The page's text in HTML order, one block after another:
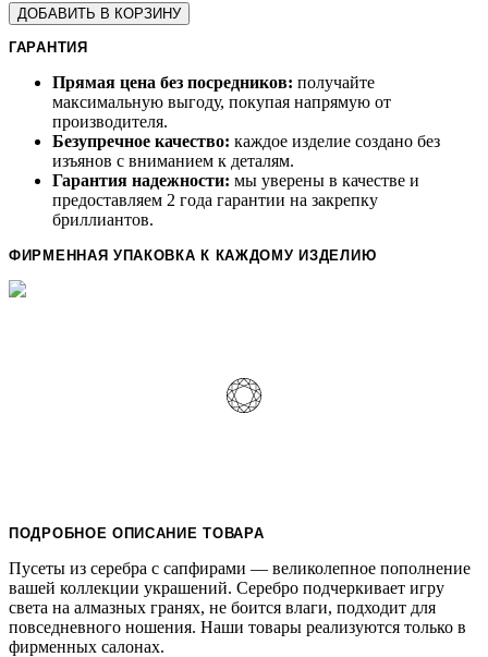
ДОБАВИТЬ В КОРЗИНУ
ГАРАНТИЯ
Прямая цена без посредников: получайте
максимальную выгоду, покупая напрямую от
производителя.
Безупречное качество: каждое изделие создано без
изъянов с вниманием к деталям.
Гарантия надежности: мы уверены в качестве и
предоставляем 2 года гарантии на закрепку
бриллиантов.
ФИРМЕННАЯ УПАКОВКА К КАЖДОМУ ИЗДЕЛИЮ
ПОДРОБНОЕ ОПИСАНИЕ ТОВАРА
Пусеты из серебра с сапфирами — великолепное пополнение
вашей коллекции украшений. Серебро подчеркивает игру
света на алмазных гранях, не боится влаги, подходит для
повседневного ношения. Наши товары реализуются только в
фирменных салонах.